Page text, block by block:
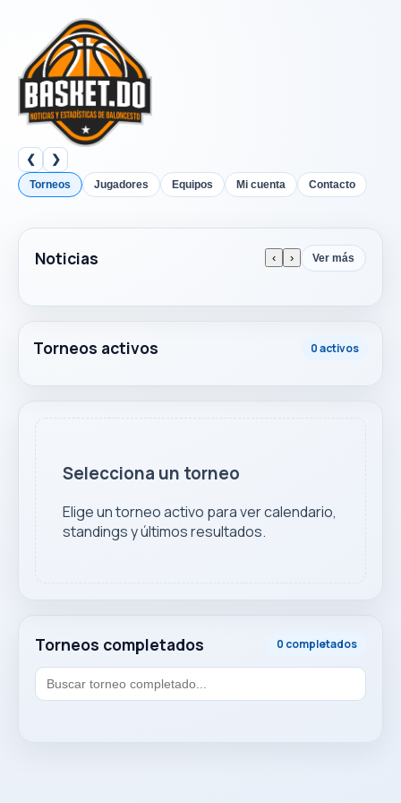
❮ ❯
Torneos Jugadores Equipos Mi cuenta Contacto
Noticias ‹ › Ver más
Torneos activos 0 activos
Torneos completados 0 completados
Selecciona un torneo
Elige un torneo activo para ver calendario,
standings y últimos resultados.